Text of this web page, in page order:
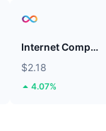
Internet Computer
$2.18
4.07%